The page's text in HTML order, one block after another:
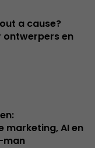
a cause?
en
marketing, AI en
man